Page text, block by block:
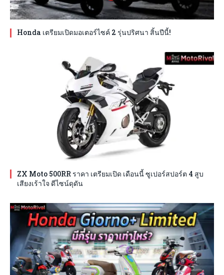
Honda เตรียมเปิดมอเตอร์ไซค์ 2 รุ่นปริศนา สิ้นปีนี้!
ZX Moto 500RR ราคา เตรียมเปิด เดือนนี้ ซูเปอร์สปอร์ต 4 สูบ
เสียงเร้าใจ ดีไซน์ดุดัน